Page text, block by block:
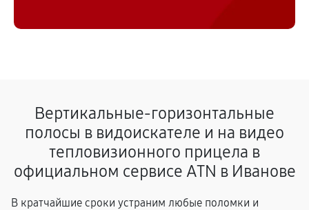
Вертикальные-горизонтальные
полосы в видоискателе и на видео
тепловизионного прицела в
официальном сервисе ATN в Иванове
В кратчайшие сроки устраним любые поломки и